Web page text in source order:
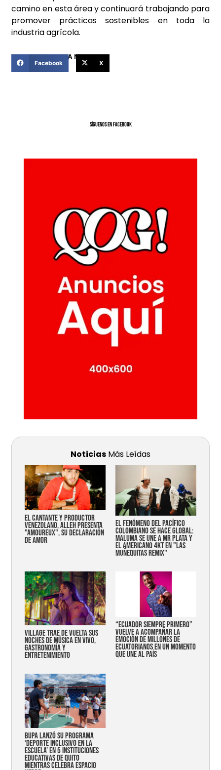
camino en esta área y continuará trabajando para
promover prácticas sostenibles en toda la
industria agrícola.
COMPARTIR ESTA NOTICIA
Facebook X
SíGUENOS EN FACEBOOK
Noticias Más Leídas
EL CANTANTE Y PRODUCTOR
VENEZOLANO, ALLEH PRESENTA
"AMOUREUX", SU DECLARACIÓN
DE AMOR
EL FENÓMENO DEL PACÍFICO
COLOMBIANO SE HACE GLOBAL:
MALUMA SE UNE A MR PLATA Y
EL AMERICANO 4KT EN "LAS
MUÑEQUITAS REMIX"
Village trae de vuelta sus
noches de música en vivo,
gastronomía y
entretenimiento
“Ecuador siempre primero”
vuelve a acompañar la
emoción de millones de
ecuatorianos en un momento
que une al país
Bupa lanzó su programa
‘Deporte Inclusivo en la
Escuela’ en 5 instituciones
educativas de Quito
mientras celebra espacio